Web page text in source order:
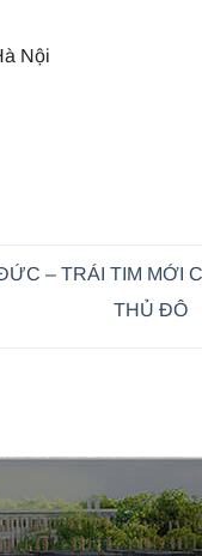
Nội
– TRÁI TIM MỚI
THỦ ĐÔ